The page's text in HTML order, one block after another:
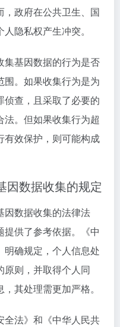
政府在公共卫生、国
隐私权产生冲突。
集基因数据的行为是否
。如果收集行为是为
侦查，且采取了必要的
。但如果收集行为超
有效保护，则可能构成
因数据收集的规定
因数据收集的法律法
供了参考依据。《中
确规定，个人信息处
原则，并取得个人同
其处理需更加严格。
全法》和《中华人民共